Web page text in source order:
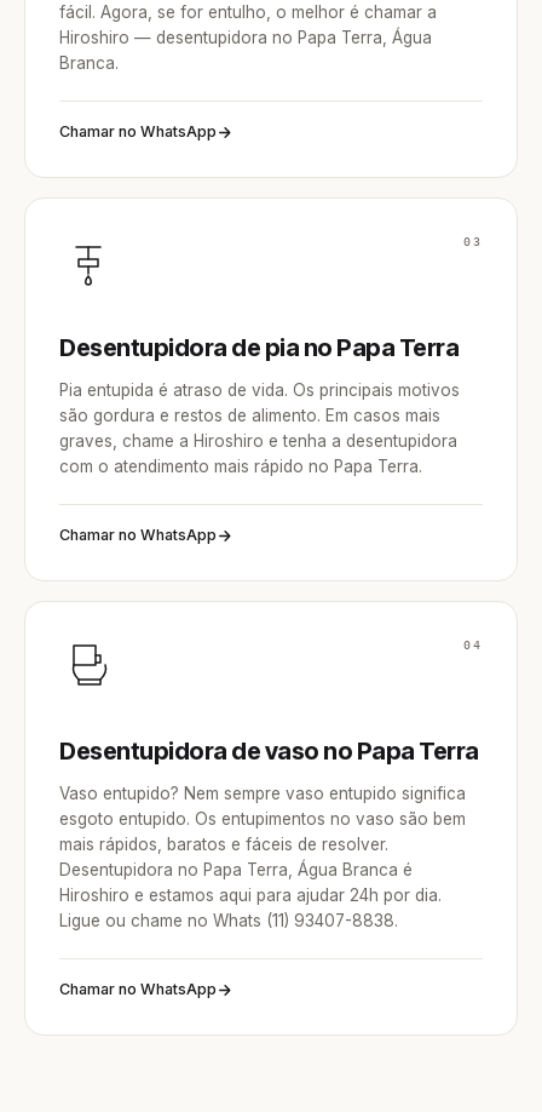
fácil. Agora, se for entulho, o melhor é chamar a
Hiroshiro — desentupidora no Papa Terra, Água
Branca.
Chamar no WhatsApp
03
Desentupidora de pia no Papa Terra
Pia entupida é atraso de vida. Os principais motivos
são gordura e restos de alimento. Em casos mais
graves, chame a Hiroshiro e tenha a desentupidora
com o atendimento mais rápido no Papa Terra.
Chamar no WhatsApp
04
Desentupidora de vaso no Papa Terra
Vaso entupido? Nem sempre vaso entupido significa
esgoto entupido. Os entupimentos no vaso são bem
mais rápidos, baratos e fáceis de resolver.
Desentupidora no Papa Terra, Água Branca é
Hiroshiro e estamos aqui para ajudar 24h por dia.
Ligue ou chame no Whats (11) 93407-8838.
Chamar no WhatsApp